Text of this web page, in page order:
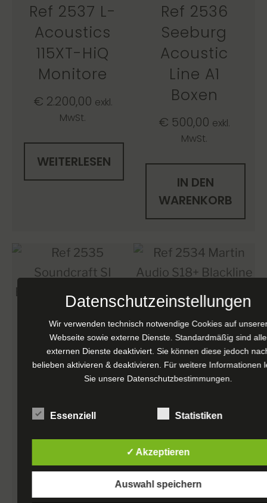
Ref 2537 L-
Acoustics
115XT-HiQ
Monitore
€ 2.200,00 exkl.
MwSt.
WEITERLESEN
Ref 2536
Seeburg
Acoustic
Line A1
Boxen
€ 500,00 exkl.
MwSt.
IN DEN
WARENKORB
Ref 2535
Soundcraft
Expression 2
€780,00 exkl.
Ref 2534
Martin
Audio S18+
Blackline
Subwoofer
MwSt.
WEITERLESEN
Datenschutzeinstellungen
Wir verwenden technisch notwendige Cookies auf
Webseite sowie externe Dienste. Standardmäßig sind alle
externen Dienste deaktiviert. Sie können diese jedoch
belieben aktivieren & deaktivieren. Für weitere Informationen
Sie unsere Datenschutzbestimmungen
Essenziell Statistiken
✓ Akzeptieren
Auswahl speichern